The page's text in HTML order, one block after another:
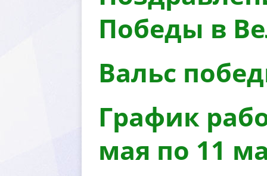
Победы в
альс
График
мая по 11